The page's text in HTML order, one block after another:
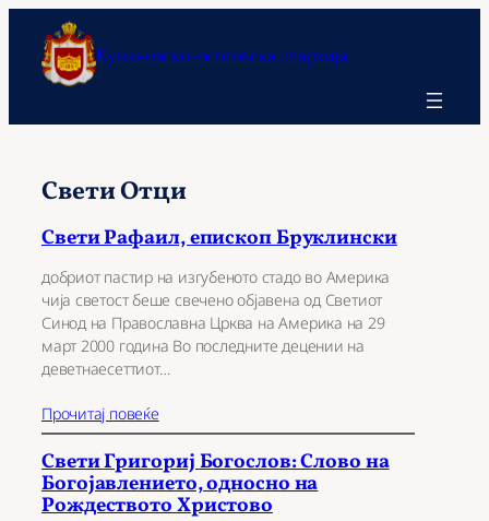
содржината Кумановско-осоговска епархија
Свети Отци
Свети Рафаил, епископ Бруклински
добриот пастир на изгубеното стадо во Америка
чија светост беше свечено објавена од Светиот
Синод на Православна Црква на Америка на 29
март 2000 година Во последните децении на
деветнаесеттиот…
Прочитај повеќе
Свети Григориј Богослов: Слово на
Богојавлението, односно на
Рождеството Христово